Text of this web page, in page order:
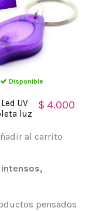
Disponible
UV
luz
de
$ 4.000
al carrito
intensos,
pensados